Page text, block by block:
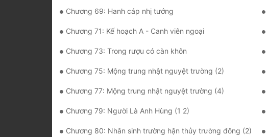
Chương 69: Hanh cáp nhị tướng
Chương 71: Kế hoạch A - Canh viên ngoại
Chương 73: Trong rượu có càn khôn
Chương 75: Mộng trung nhật nguyệt trường (2)
Chương 77: Mộng trung nhật nguyệt trường (4)
Chương 79: Người Là Anh Hùng (1 2)
Chương 80: Nhân sinh trường hận thủy trường đông (2)